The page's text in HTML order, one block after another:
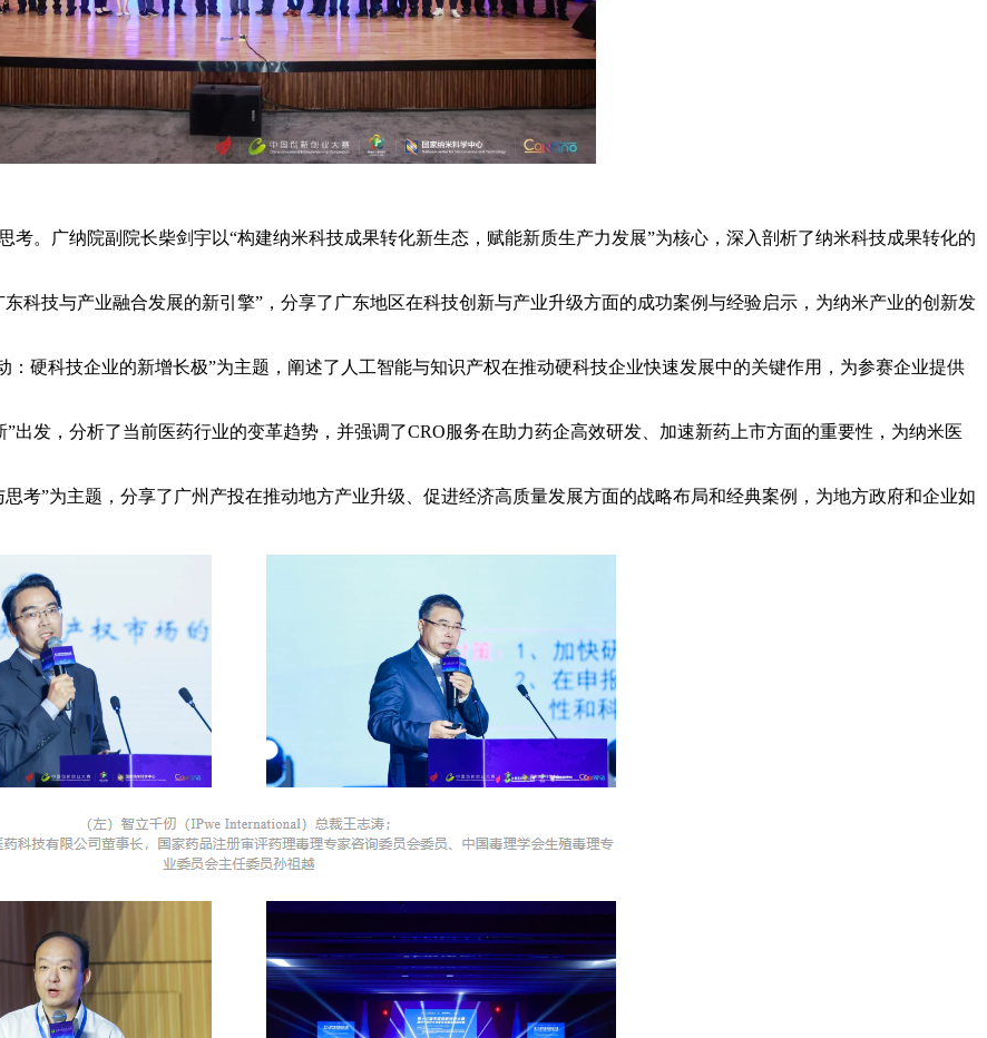
考。广纳院副院长柴剑宇以“构建纳米科技成果转化新生态，赋能新质生产力发展”为核心，深入剖析了纳米科技成果转化的
科技与产业融合发展的新引擎”，分享了广东地区在科技创新与产业升级方面的成功案例与经验启示，为纳米产业的创新发
：硬科技企业的新增长极”为主题，阐述了人工智能与知识产权在推动硬科技企业快速发展中的关键作用，为参赛企业提供
出发，分析了当前医药行业的变革趋势，并强调了CRO服务在助力药企高效研发、加速新药上市方面的重要性，为纳米医
考”为主题，分享了广州产投在推动地方产业升级、促进经济高质量发展方面的战略布局和经典案例，为地方政府和企业如